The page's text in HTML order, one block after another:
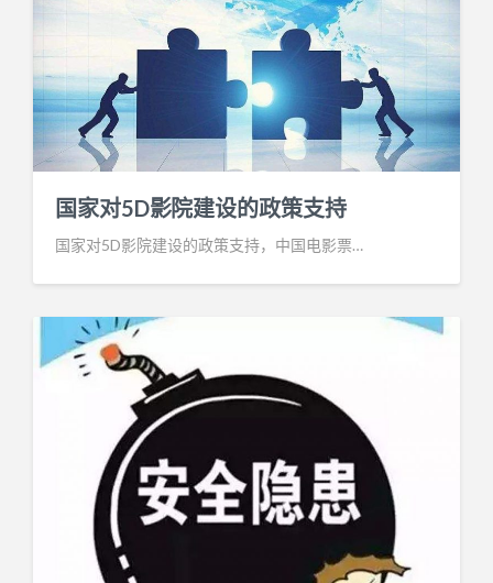
国家对5D影院建设的政策支持
国家对5D影院建设的政策支持，中国电影票…